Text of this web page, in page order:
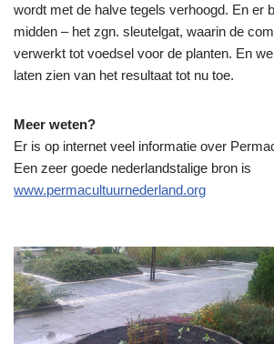
wordt met de halve tegels verhoogd. En er
midden – het zgn. sleutelgat, waarin de
verwerkt tot voedsel voor de planten. En
laten zien van het resultaat tot nu toe.
Meer weten?
Er is op internet veel informatie over
Een zeer goede nederlandstalige bron is
www.permacultuurnederland.org